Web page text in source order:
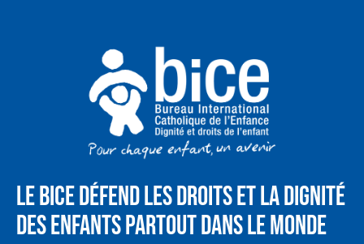
Le BICE défend les droits et la dignité
des enfants partout dans le monde